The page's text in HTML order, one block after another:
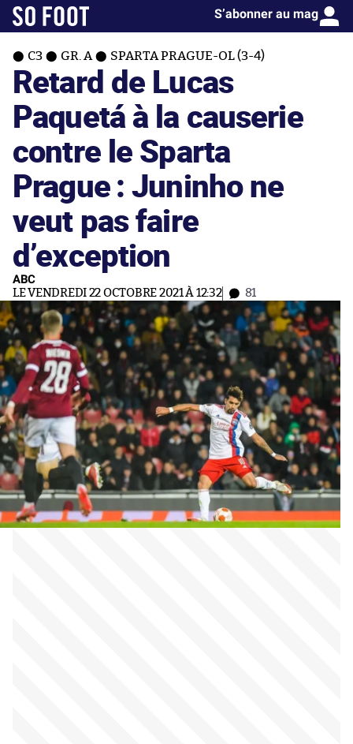
S’abonner au mag
C3 GR. A SPARTA PRAGUE-OL (3-4)
Retard de Lucas
Paquetá à la causerie
contre le Sparta
Prague : Juninho ne
veut pas faire
d’exception
ABC
LE VENDREDI 22 OCTOBRE 2021 À 12:32 81